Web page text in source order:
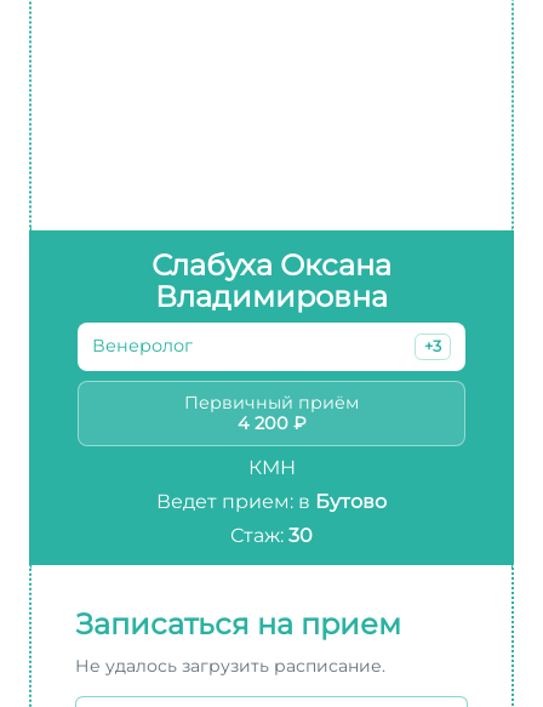
Слабуха Оксана
Владимировна
Венеролог +3
Первичный приём
4 200 ₽
КМН
Ведет прием: в Бутово
Стаж: 30
Записаться на прием
Не удалось загрузить расписание.